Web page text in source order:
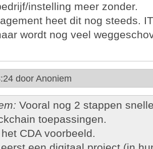
instelling meer zonder.
heet dit nog steeds.
wordt nog veel
door Anoniem
Vooral nog 2 stappen
toepassingen.
CDA voorbeeld.